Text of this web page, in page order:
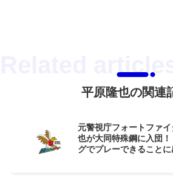
平原隆也の関連
元警視庁フォートファ
也が大同特殊鋼に入団
グでプレーできることに